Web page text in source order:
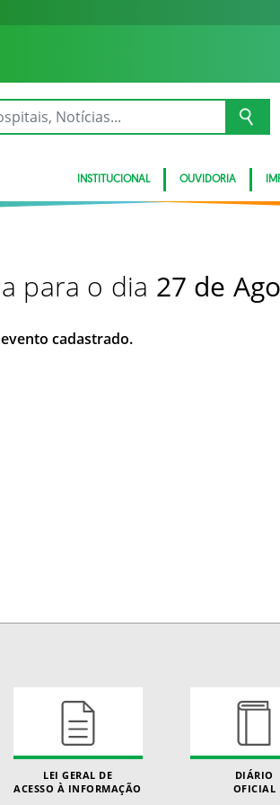
INSTITUCIONAL OUVIDORIA
para o dia 27 de
cadastrado.
LEI GERAL DE
ACESSO À INFORMAÇÃO
DIÁRIO
OFICIAL